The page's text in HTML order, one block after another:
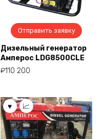
Отправить заявку
Дизельный генератор
Амперос LDG8500CLE
₽110 200